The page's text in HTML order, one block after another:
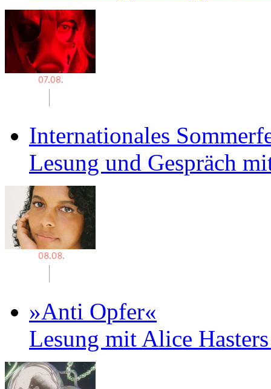
Internationales
Lesung und Gespräch
»Anti Opfer«
Lesung mit Alice